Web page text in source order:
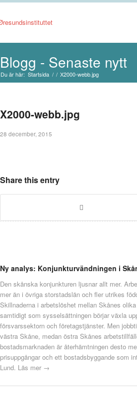
Blogg - Senaste nytt
Du är här: Startsida / / X2000-webb.jpg
X2000-webb.jpg
28 december, 2015
Share this entry
Ny analys: Konjunkturvändningen i
Den skånska konjunkturen ljusnar allt mer.
mer än i övriga storstadslän och fler utrikes
Skillnaderna i arbetslöshet mellan Skånes
samtidigt som sysselsättningen börjar växla
försvarssektorn och företagstjänster. Men
västra Skåne, medan östra Skånes
bostadsmarknaden är återhämtningen desto
prisuppgångar och ett bostadsbyggande som
Lund. Läs mer →